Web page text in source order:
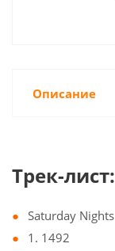
Описание
Трек-лист:
Saturday Nights
1. 1492